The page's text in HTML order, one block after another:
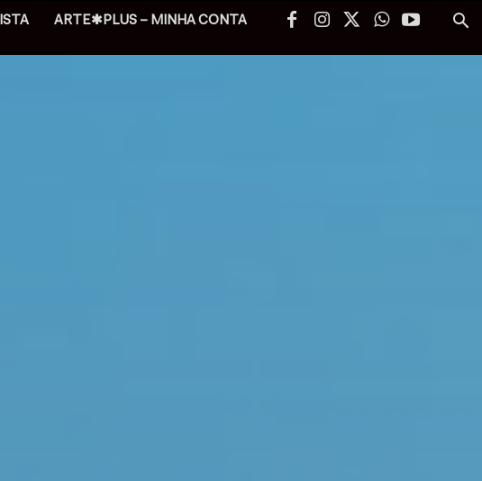
ARTE✱PLUS – MINHA CONTA